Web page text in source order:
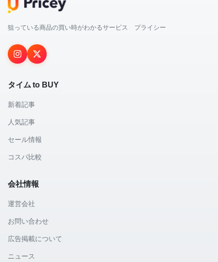
狙っている商品の買い時がわかるサービス プライシー
タイム to BUY
新着記事
人気記事
セール情報
コスパ比較
会社情報
運営会社
お問い合わせ
広告掲載について
ニュース